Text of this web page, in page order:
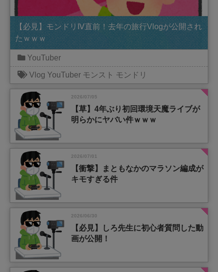
【必見】モンドリⅣ直前！去年の旅行Vlogが公開され
たｗｗｗ
YouTuber
Vlog YouTuber モンスト モンドリ
2026/07/05
【草】4年ぶり初回環境天魔ライブが
明らかにヤバい件ｗｗｗ
2026/07/01
【衝撃】まともなかのマラソン編成が
キモすぎる件
2026/06/30
【必見】しろ先生に初心者質問した動
画が公開！